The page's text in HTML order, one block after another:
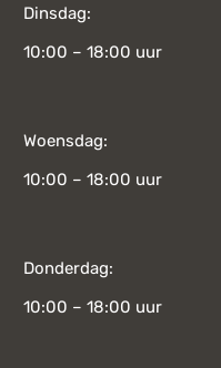
Dinsdag:
10:00 – 18:00 uur
Woensdag:
10:00 – 18:00 uur
Donderdag:
10:00 – 18:00 uur